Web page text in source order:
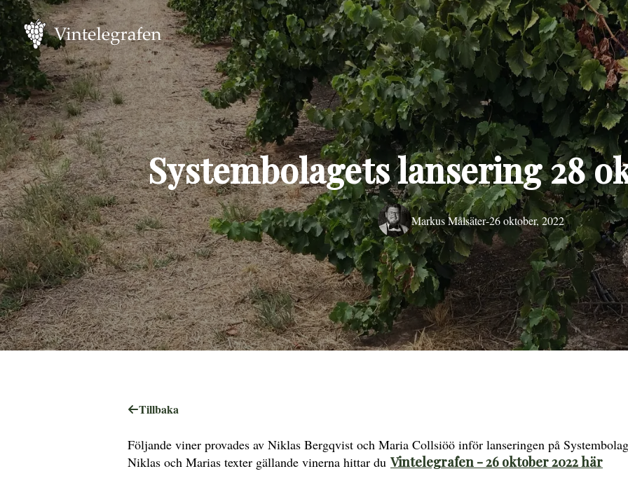
Systembolagets lansering 28
Markus Målsäter-26 oktober, 2022
Tillbaka
Följande viner provades av Niklas Bergqvist och Maria Collsiöö inför lanseringen på
Niklas och Marias texter gällande vinerna hittar du Vintelegrafen - 26 oktober 2022 här